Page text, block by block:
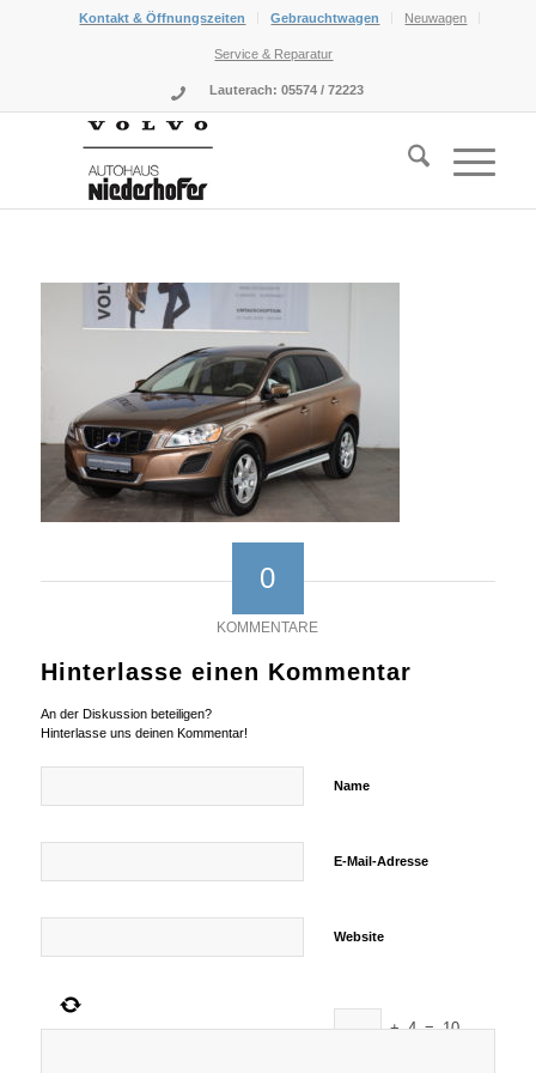
Kontakt & Öffnungszeiten Gebrauchtwagen Neuwagen
Service & Reparatur
Lauterach: 05574 / 72223
0
KOMMENTARE
Hinterlasse einen Kommentar
An der Diskussion beteiligen?
Hinterlasse uns deinen Kommentar!
Name
E-Mail-Adresse
Website
+ 4 = 10